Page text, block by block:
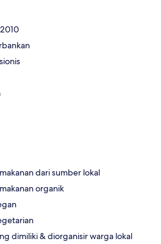
dari sumber lokal
organik
dimiliki & diorganisir warga lokal